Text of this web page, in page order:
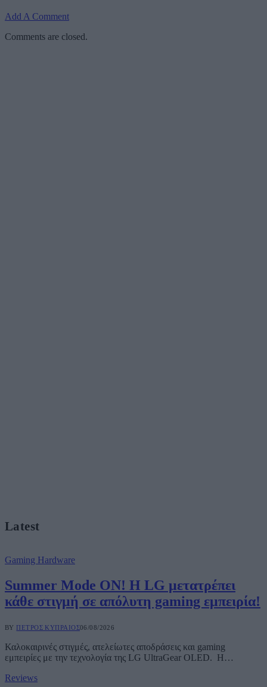
Add A Comment
Comments are closed.
Latest
Gaming Hardware
Summer Mode ON! Η LG μετατρέπει
κάθε στιγμή σε απόλυτη gaming εμπειρία!
BY ΠΈΤΡΟΣ ΚΥΠΡΑΊΟΣ06/08/2026
Καλοκαιρινές στιγμές, ατελείωτες αποδράσεις και gaming
εμπειρίες με την τεχνολογία της LG UltraGear OLED. Η…
Reviews